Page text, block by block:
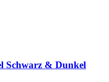
Schwarz & Dunkel